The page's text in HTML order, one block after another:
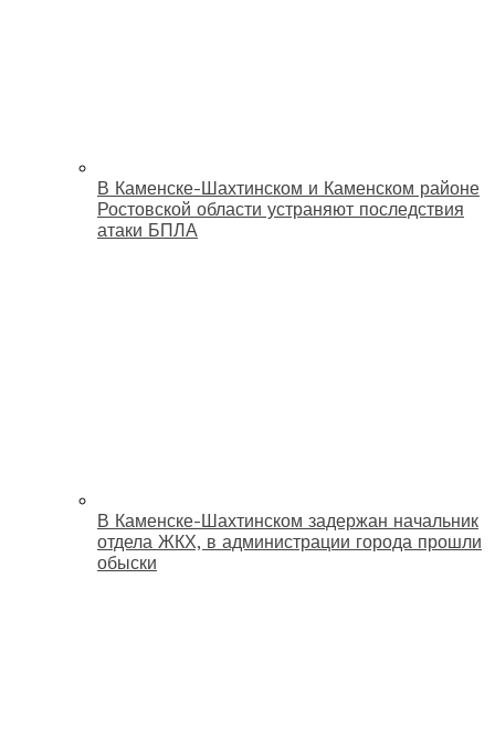
В Каменске-Шахтинском и Каменском районе
Ростовской области устраняют последствия
атаки БПЛА
В Каменске-Шахтинском задержан начальник
отдела ЖКХ, в администрации города прошли
обыски